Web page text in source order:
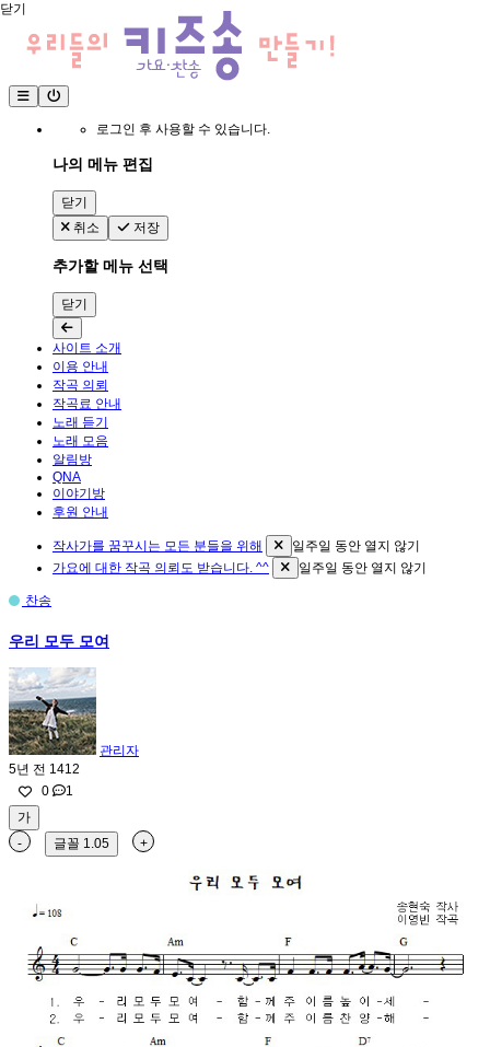
로그인 후 사용할 수 있습니다.
나의 메뉴 편집
닫기
취소
저장
추가할 메뉴 선택
닫기
사이트 소개
이용 안내
작곡 의뢰
작곡료 안내
노래 듣기
노래 모음
알림방
QNA
이야기방
후원 안내
작사가를 꿈꾸시는 모든 분들을 위해
일주일 동안 열지 않기
가요에 대한 작곡 의뢰도 받습니다. ^^
일주일 동안 열지 않기
찬송
우리 모두 모여
관리자
5년 전 1412
0
1
가
-
글꼴 1.05 +
닫기